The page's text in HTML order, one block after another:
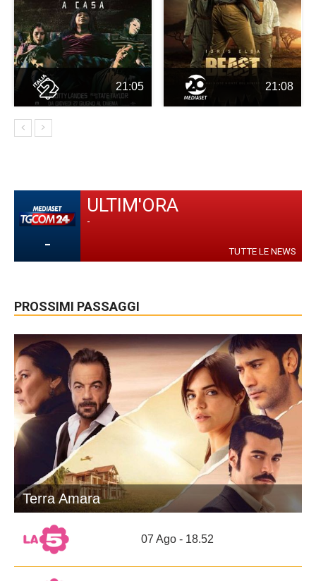
21:05 21:08
-
ULTIM'ORA
-
TUTTE LE NEWS
PROSSIMI PASSAGGI
Terra Amara
07 Ago - 18.52